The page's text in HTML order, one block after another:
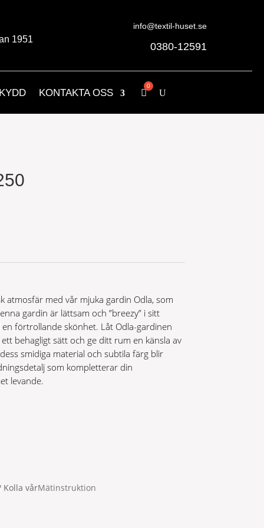
1951
info@textil-huset.se
0380-12591
KONTAKTA OSS
atmosfär med vår mjuka gardin Odla, som
gardin är lättsam och ”breezy” i sitt
förtrollande skönhet. Låt Odla-gardinen
behagligt sätt och ge ditt rum en känsla av
smidiga material och subtila färg blir
som kompletterar din
levande.
Kolla vårMätinstruktion